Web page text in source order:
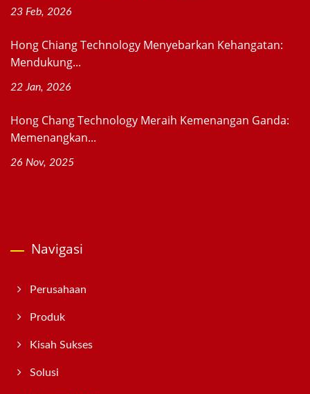
23 Feb, 2026
Hong Chiang Technology Menyebarkan Kehangatan:
Mendukung...
22 Jan, 2026
Hong Chang Technology Meraih Kemenangan Ganda:
Memenangkan...
26 Nov, 2025
Navigasi
Perusahaan
Produk
Kisah Sukses
Solusi